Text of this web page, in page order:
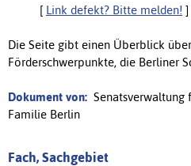
[ Link defekt? Bitte melden! ]
Die Seite gibt einen Überblick
Förderschwerpunkte, die Berliner
Dokument von: Senatsverwaltung
Familie Berlin
Fach, Sachgebiet